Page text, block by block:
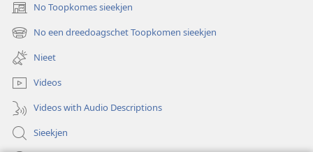
No Toopkomes sieekjen
(opens
new
window)
No een dreedoagschet Toopkomen sieekjen
(opens
new
window)
Nieet
Videos
Videos with Audio Descriptions
Sieekjen